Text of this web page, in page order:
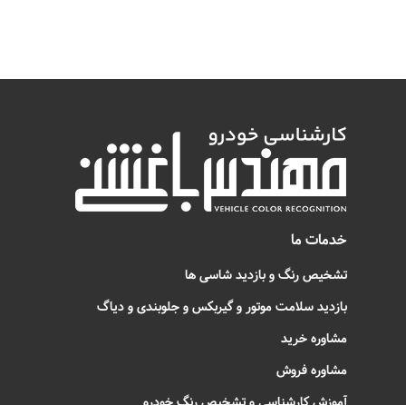
خدمات ما
تشخیص رنگ و بازدید شاسی ها
بازدید سلامت موتور و گیربکس و جلوبندی و دیاگ
مشاوره خرید
مشاوره فروش